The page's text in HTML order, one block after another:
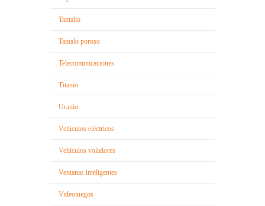
Tantalio
Tantalo poroso
Telecomunicaciones
Titanio
Uranio
Vehículos eléctricos
Vehículos voladores
Ventanas inteligentes
Videojuegos